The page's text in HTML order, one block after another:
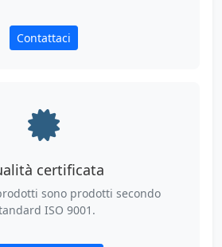
Contattaci
certificata
sono prodotti secondo
ISO 9001.